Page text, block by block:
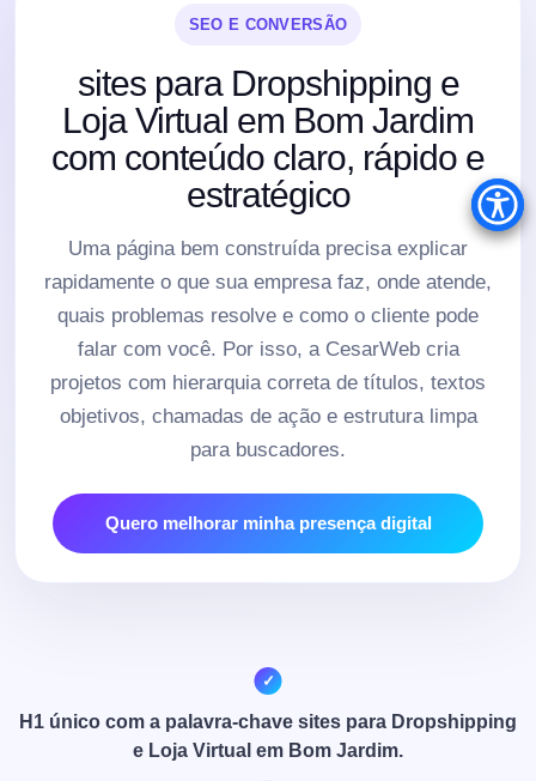
SEO E CONVERSÃO
sites para Dropshipping e
Loja Virtual em Bom Jardim
com conteúdo claro, rápido e
estratégico
Uma página bem construída precisa explicar
rapidamente o que sua empresa faz, onde atende,
quais problemas resolve e como o cliente pode
falar com você. Por isso, a CesarWeb cria
projetos com hierarquia correta de títulos, textos
objetivos, chamadas de ação e estrutura limpa
para buscadores.
Quero melhorar minha presença digital
H1 único com a palavra-chave sites para Dropshipping
e Loja Virtual em Bom Jardim.